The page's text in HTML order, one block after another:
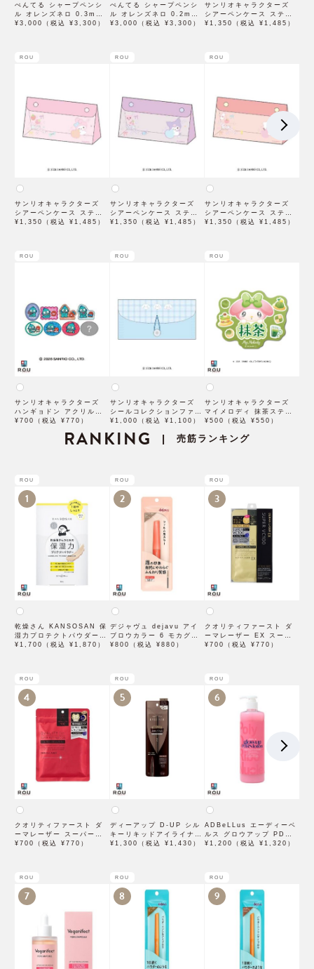
ぺんてる シャープペンシ
ル オレンズネロ 0.3mm
PP3003-A
¥3,000（税込 ¥3,300）
ぺんてる シャープペンシ
ル オレンズネロ 0.2mm
PP3002-A
¥3,000（税込 ¥3,300）
サンリオキャラクターズ
シアーペンケース ステシ
ョM シナモロール
¥1,350（税込 ¥1,485）
ROU
サンリオキャラクターズ
シアーペンケース ステシ
ョM マイメロディ
¥1,350（税込 ¥1,485）
ROU
サンリオキャラクターズ
シアーペンケース ステシ
ョM クロミ
¥1,350（税込 ¥1,485）
ROU
サンリオキャラクターズ
シアーペンケース ステシ
ョM ハローキティ
¥1,350（税込 ¥1,485）
ROU
サンリオキャラクターズ
ハンギョドン アクリルク
リップ
¥700（税込 ¥770）
ROU
サンリオキャラクターズ
シールコレクションファイ
ル ステショM シナモロー
¥1,000（税込 ¥1,100）
ROU
サンリオキャラクターズ
マイメロディ 抹茶ステッ
カー アップ
¥500（税込 ¥550）
RANKING | 売筋ランキング
ROU
1
乾燥さん KANSOSAN 保
湿力プロテクトパウダー
10g【BCLカンパニー】
¥1,700（税込 ¥1,870）
ROU
2
デジャヴュ dejavu アイ
ブロウカラー 6 モカグレ
ージュ【アイブロウ】【イ
¥800（税込 ¥880）
ROU
3
クオリティファースト ダ
ーマレーザー EX スーパ
ー VC100 マスク 1枚入
¥700（税込 ¥770）
ROU
4
クオリティファースト ダ
ーマレーザー スーパーレ
チノール100マスク 7枚入
¥700（税込 ¥770）
ROU
5
ディーアップ D-UP シル
キーリキッドアイライナー
WP ブラウンブラック
¥1,300（税込 ¥1,430）
ROU
6
ADBeLLus エーディーベ
ルス グロウアップ PDRN
ローション 500mL
¥1,200（税込 ¥1,320）
ROU
7
ROU
8
ROU
9